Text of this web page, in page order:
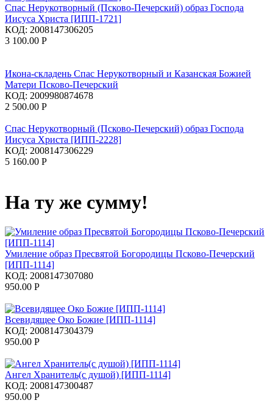
Спас Нерукотворный (Псково-Печерский) образ Господа
Иисуса Христа [ИПП-1721]
КОД: 2008147306205
3 100.00 Р
Икона-складень Спас Нерукотворный и Казанская Божией
Матери Псково-Печерский
КОД: 2009980874678
2 500.00 Р
Спас Нерукотворный (Псково-Печерский) образ Господа
Иисуса Христа [ИПП-2228]
КОД: 2008147306229
5 160.00 Р
На ту же сумму!
Умиление образ Пресвятой Богородицы Псково-Печерский
[ИПП-1114]
КОД: 2008147307080
950.00 Р
Всевидящее Око Божие [ИПП-1114]
КОД: 2008147304379
950.00 Р
Ангел Хранитель(с душой) [ИПП-1114]
КОД: 2008147300487
950.00 Р